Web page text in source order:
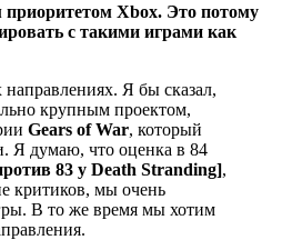
приоритетом Xbox. Это потому
с такими играми как
Я бы сказал,
крупным проектом,
Gears of War, который
Я думаю, что оценка в 84
83 у Death Stranding],
критиков, мы очень
В то же время мы хотим